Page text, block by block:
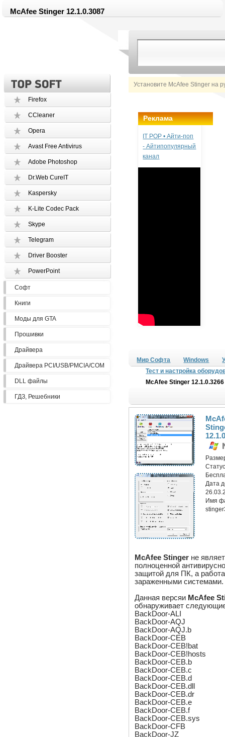
McAfee Stinger 12.1.0.3087
Установите McAfee Stinger на
Firefox
CCleaner
Opera
Avast Free Antivirus
Adobe Photoshop
Dr.Web CureIT
Kaspersky
K-Lite Codec Pack
Skype
Telegram
Driver Booster
PowerPoint
Софт
Книги
Моды для GTA
Прошивки
Драйвера
Драйвера PCI/USB/PMCIA/COM
DLL файлы
ГДЗ, Решебники
Реклама
IT POP • Айти-поп
- Айтипопулярный
канал
Мир Софта Windows
Тест и настройка
McAfee Stinger 12.1.0.3266
Дата
Имя
McAfee Stinger не
полноценной
защитой для ПК, а
зараженными системами.
Данная версяи McAfee
обнаруживает
BackDoor-ALI
BackDoor-AQJ
BackDoor-AQJ.b
BackDoor-CEB
BackDoor-CEB!bat
BackDoor-CEB!hosts
BackDoor-CEB.b
BackDoor-CEB.c
BackDoor-CEB.d
BackDoor-CEB.dll
BackDoor-CEB.dr
BackDoor-CEB.e
BackDoor-CEB.f
BackDoor-CEB.sys
BackDoor-CFB
BackDoor-JZ